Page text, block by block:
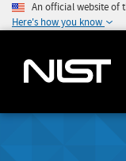
An official website of
Here's how you know